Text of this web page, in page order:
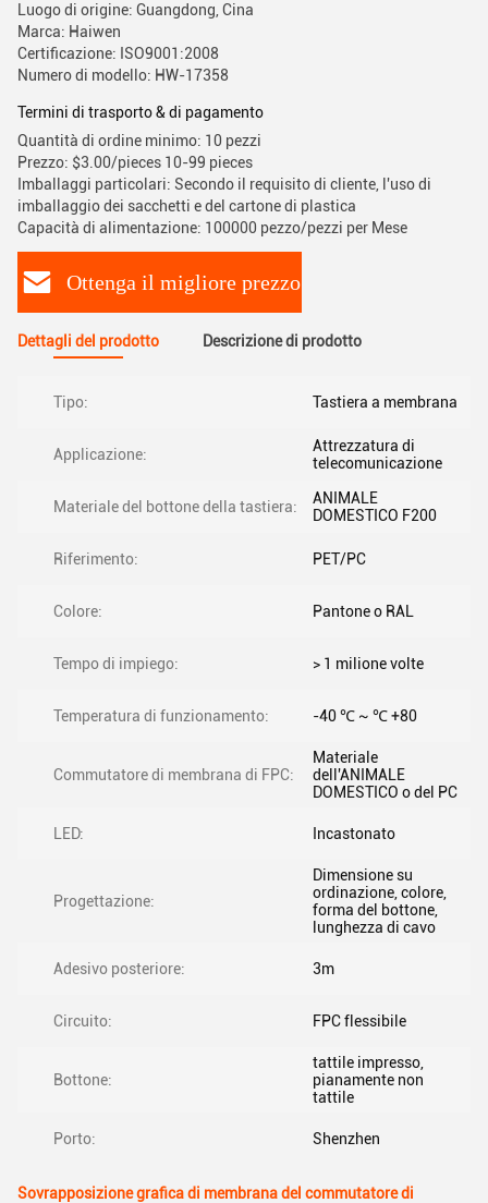
Luogo di origine: Guangdong, Cina
Marca: Haiwen
Certificazione: ISO9001:2008
Numero di modello: HW-17358
Termini di trasporto & di pagamento
Quantità di ordine minimo: 10 pezzi
Prezzo: $3.00/pieces 10-99 pieces
Imballaggi particolari: Secondo il requisito di cliente, l'uso di
imballaggio dei sacchetti e del cartone di plastica
Capacità di alimentazione: 100000 pezzo/pezzi per Mese
Ottenga il migliore prezzo
Dettagli del prodotto Descrizione di prodotto
Tipo: Tastiera a membrana
Applicazione:
Attrezzatura di
telecomunicazione
Materiale del bottone della tastiera:
ANIMALE
DOMESTICO F200
Riferimento: PET/PC
Colore: Pantone o RAL
Tempo di impiego: > 1 milione volte
Temperatura di funzionamento: -40 ℃ ~ ℃ +80
Commutatore di membrana di FPC:
Materiale
dell'ANIMALE
DOMESTICO o del PC
LED: Incastonato
Progettazione:
Dimensione su
ordinazione, colore,
forma del bottone,
lunghezza di cavo
Adesivo posteriore: 3m
Circuito: FPC flessibile
Bottone:
tattile impresso,
pianamente non
tattile
Porto: Shenzhen
Sovrapposizione grafica di membrana del commutatore di